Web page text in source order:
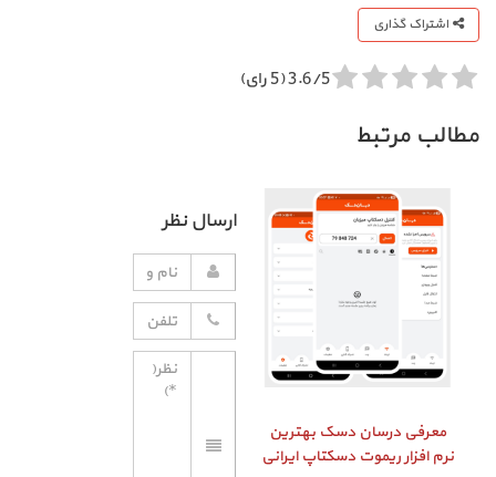
اشتراک گذاری
3.6/5 (5 رای)
مطالب مرتبط
معرفی درسان دسک بهترین
نرم افزار ریموت دسکتاپ ایرانی
ارسال نظر